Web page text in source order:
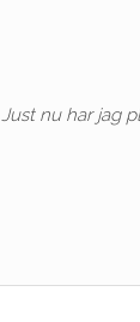
Just nu har jag